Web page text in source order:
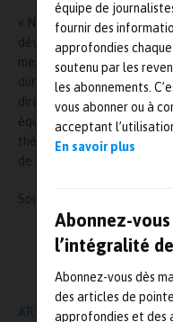
équipe de
fournir des
approfondies
soutenu par les
les abonnements.
vous abonner ou à
acceptant
En savoir plus
Abonnez-
l’intégralité
Abonnez-vous dès
des articles de
approfondies et des
« Nous sommes très fiers
développant les tests
mesurer l’action des
durée du traitement des
directeur de la R&D
équipes médicales
thérapeutiques en
de leur patient. »
Source :
L'AUTEUR
ARTICLE PRÉCÉDENT